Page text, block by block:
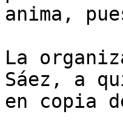
anima,
La
Sáez, a
en copia